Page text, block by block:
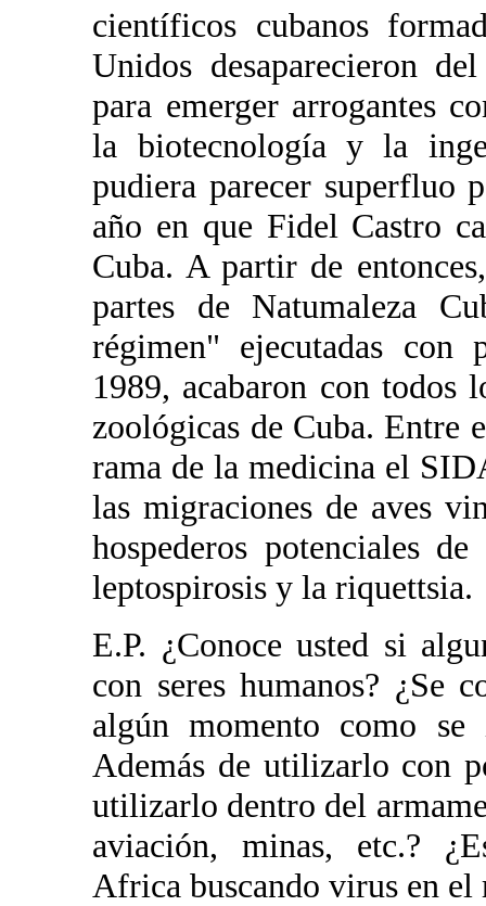
científicos cubanos
Unidos desaparecieron
para emerger arrogantes
la biotecnología y la
pudiera parecer superfluo
año en que Fidel Castro
Cuba. A partir de
partes de Natumaleza
régimen" ejecutadas con
1989, acabaron con todos
zoológicas de Cuba. Entre
rama de la medicina el
las migraciones de aves
hospederos potenciales
leptospirosis y la riquettsia.
E.P. ¿Conoce usted si
con seres humanos? ¿Se
algún momento como
Además de utilizarlo con
utilizarlo dentro del
aviación, minas, etc.?
Africa buscando virus en el